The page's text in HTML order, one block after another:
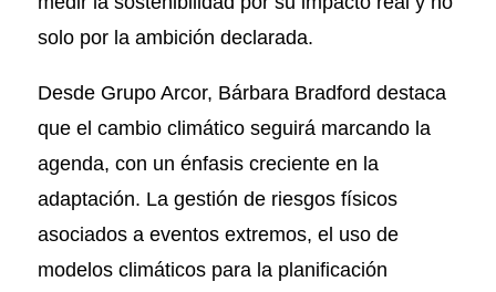
solo por la ambición declarada.
Desde Grupo Arcor, Bárbara Bradford destaca
que el cambio climático seguirá marcando la
agenda, con un énfasis creciente en la
adaptación. La gestión de riesgos físicos
asociados a eventos extremos, el uso de
modelos climáticos para la planificación